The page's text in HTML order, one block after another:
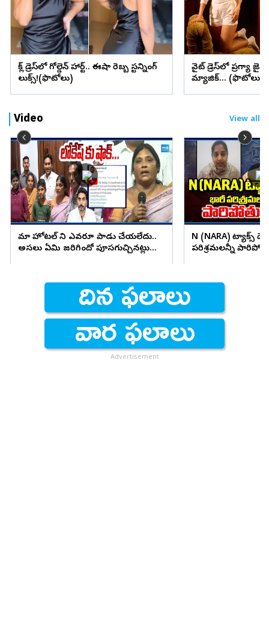
బ్లాక్ డ్రెస్‌లో గోల్డెన్ హార్ట్.. ఈషా రెబ్బ స్టన్నింగ్
లుక్స్!(ఫొటోలు)
వైట్ డ్రెస్‌లో ప్రగ్యా
మ్యాజిక్... (ఫొటోలు)
Video View all
మా హోటల్ ని ఎవరూ పాడు చేయలేదు..
అసలు ఏమి జరిగిందో పూసగుచ్చినట్లు
N (NARA) ట్యాక్స్
పరిశ్రమలన్నీ
Advertisement